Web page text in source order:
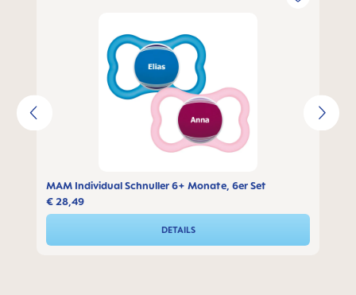
MAM Individual Schnuller 6+ Monate, 6er Set
€ 28,49
DETAILS